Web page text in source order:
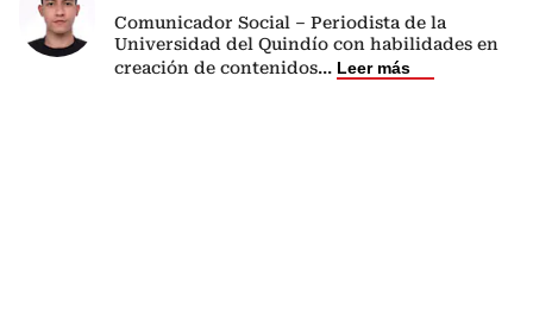
Comunicador Social – Periodista de la
Universidad del Quindío con habilidades en
creación de contenidos... Leer más